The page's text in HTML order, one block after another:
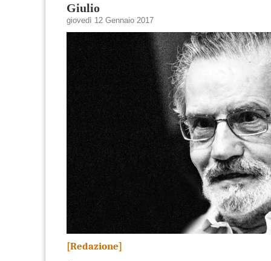
Giulio
giovedì 12 Gennaio 2017
[Redazione]